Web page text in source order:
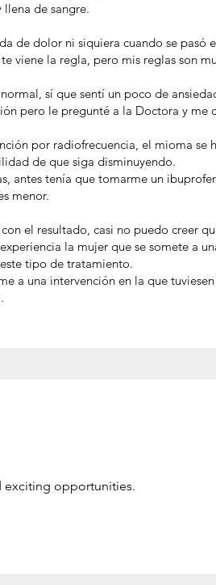
llena de sangre.
de dolor ni siquiera cuando se pasó
viene la regla, pero mis reglas son
sí que sentí un poco de
pero le pregunté a la Doctora y me
por radiofrecuencia, el mioma se
de que siga disminuyendo.
antes tenía que tomarme un
menor.
el resultado, casi no puedo creer
la mujer que se somete a
tipo de tratamiento.
a una intervención en la que
exciting opportunities.